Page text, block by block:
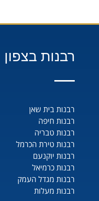
רבנות בצפון
רבנות בית שאן
רבנות חיפה
רבנות טבריה
רבנות טירת הכרמל
רבנות יוקנעם
רבנות כרמיאל
רבנות מגדל העמק
רבנות מעלות